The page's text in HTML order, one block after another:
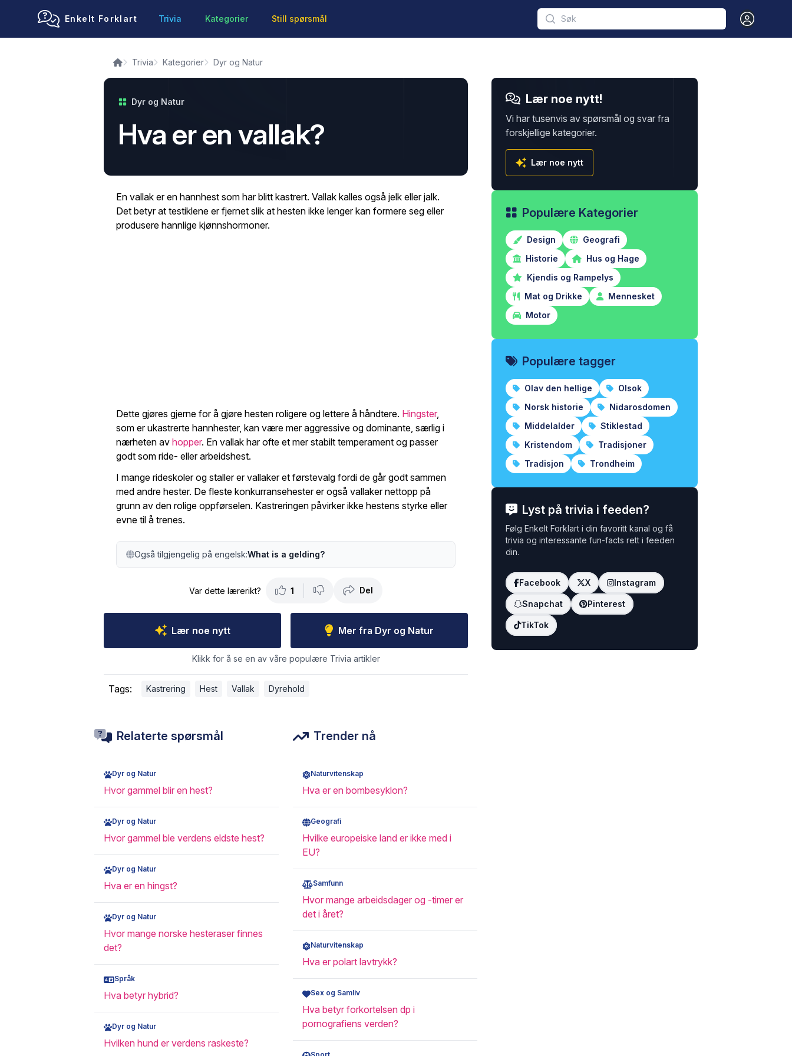
Enkelt Forklart Trivia Kategorier Still spørsmål Open user
Trivia Kategorier Dyr og Natur
Dyr og Natur
Hva er en vallak?
En vallak er en hannhest som har blitt kastrert. Vallak kalles også jelk eller jalk.
Det betyr at testiklene er fjernet slik at hesten ikke lenger kan formere seg eller
produsere hannlige kjønnshormoner.
Dette gjøres gjerne for å gjøre hesten roligere og lettere å håndtere. Hingster,
som er ukastrerte hannhester, kan være mer aggressive og dominante, særlig i
nærheten av hopper. En vallak har ofte et mer stabilt temperament og passer
godt som ride- eller arbeidshest.
I mange rideskoler og staller er vallaker et førstevalg fordi de går godt sammen
med andre hester. De fleste konkurransehester er også vallaker nettopp på
grunn av den rolige oppførselen. Kastreringen påvirker ikke hestens styrke eller
evne til å trenes.
Også tilgjengelig på engelsk:What is a gelding?
Var dette lærerikt? 1 Del
Lær noe nytt Mer fra Dyr og Natur
Klikk for å se en av våre populære Trivia artikler
Tags: Kastrering Hest Vallak Dyrehold
Relaterte spørsmål
Dyr og Natur
Hvor gammel blir en hest?
Dyr og Natur
Hvor gammel ble verdens eldste hest?
Dyr og Natur
Hva er en hingst?
Dyr og Natur
Hvor mange norske hesteraser finnes
det?
Språk
Hva betyr hybrid?
Dyr og Natur
Hvilken hund er verdens raskeste?
Trender nå
Naturvitenskap
Hva er en bombesyklon?
Geografi
Hvilke europeiske land er ikke med i
EU?
Samfunn
Hvor mange arbeidsdager og -timer er
det i året?
Naturvitenskap
Hva er polart lavtrykk?
Sex og Samliv
Hva betyr forkortelsen dp i
pornografiens verden?
Lær noe nytt!
Vi har tusenvis av spørsmål og svar fra
forskjellige kategorier.
Lær noe nytt
Populære Kategorier
Design
Geografi
Historie
Hus og Hage
Kjendis og Rampelys
Mat og Drikke
Mennesket
Motor
Populære tagger
Olav den hellige
Olsok
Norsk historie
Nidarosdomen
Middelalder
Stiklestad
Kristendom
Tradisjoner
Tradisjon
Trondheim
Lyst på trivia i feeden?
Følg Enkelt Forklart i din favoritt kanal og få
trivia og interessante fun-facts rett i feeden
din.
Facebook X Instagram
Snapchat Pinterest
TikTok